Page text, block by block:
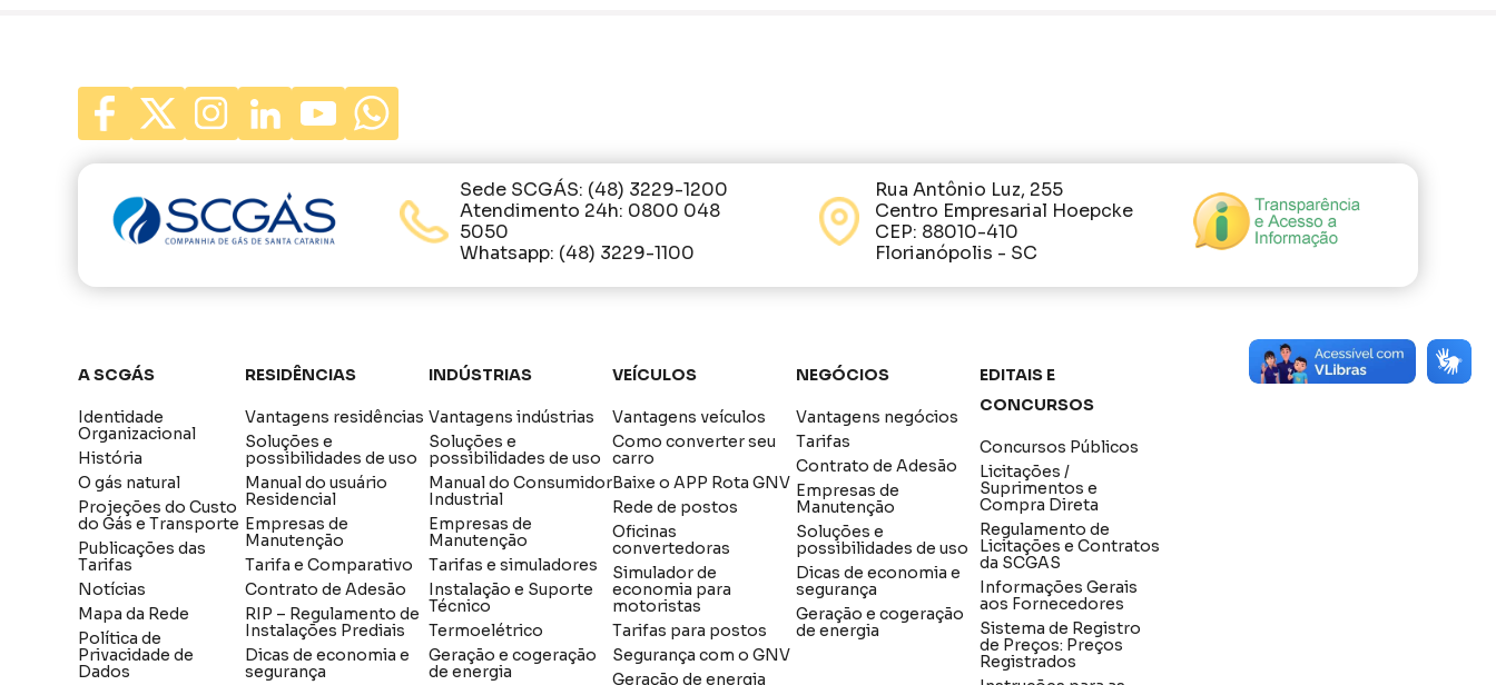
Sede SCGÁS: (48) 3229-1200
Atendimento 24h: 0800 048
5050
Whatsapp: (48) 3229-1100
Rua Antônio Luz, 255
Centro Empresarial Hoepcke
CEP: 88010-410
Florianópolis - SC
A SCGÁS
Identidade
Organizacional
História
O gás natural
Projeções do Custo
do Gás e Transporte
Publicações das
Tarifas
Notícias
Mapa da Rede
Política de
Privacidade de
Dados
Residências
Vantagens residências
Soluções e
possibilidades de uso
Manual do usuário
Residencial
Empresas de
Manutenção
Tarifa e Comparativo
Contrato de Adesão
RIP – Regulamento de
Instalações Prediais
Dicas de economia e
segurança
Indústrias
Vantagens indústrias
Soluções e
possibilidades de uso
Manual do Consumidor
Industrial
Empresas de
Manutenção
Tarifas e simuladores
Instalação e Suporte
Técnico
Termoelétrico
Geração e cogeração
de energia
Veículos
Vantagens veículos
Como converter seu
carro
Baixe o APP Rota GNV
Rede de postos
Oficinas
convertedoras
Simulador de
economia para
motoristas
Tarifas para postos
Segurança com o GNV
Geração de energia
Negócios
Vantagens negócios
Tarifas
Contrato de Adesão
Empresas de
Manutenção
Soluções e
possibilidades de uso
Dicas de economia e
segurança
Geração e cogeração
de energia
Editais e
Concursos
Concursos Públicos
Licitações /
Suprimentos e
Compra Direta
Regulamento de
Licitações e Contratos
da SCGAS
Informações Gerais
aos Fornecedores
Sistema de Registro
de Preços: Preços
Registrados